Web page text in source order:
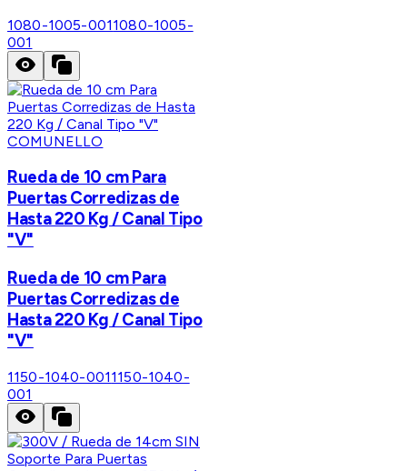
1080-1005-0011080-1005-
001
COMUNELLO
Rueda de 10 cm Para
Puertas Corredizas de
Hasta 220 Kg / Canal Tipo
"V"
Rueda de 10 cm Para
Puertas Corredizas de
Hasta 220 Kg / Canal Tipo
"V"
1150-1040-0011150-1040-
001